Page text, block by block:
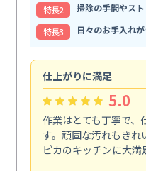
特⻑2
掃除の手間やス
特⻑3
日々のお手入れ
仕上がりに満足
5.0
作業はとても丁寧で、
す。頑固な汚れもきれ
ピカのキッチンに大満